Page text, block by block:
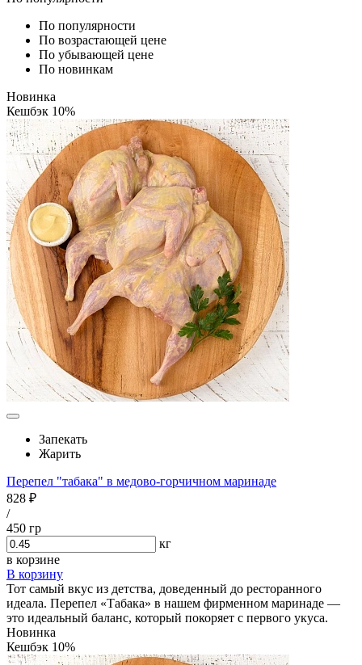
По популярности
По возрастающей цене
По убывающей цене
По новинкам
Новинка
Кешбэк 10%
Запекать
Жарить
Перепел "табака" в медово-горчичном маринаде
828 ₽
/
450 гр
кг
в корзине
В корзину
Тот самый вкус из детства, доведенный до ресторанного
идеала. Перепел «Табака» в нашем фирменном маринаде —
это идеальный баланс, который покоряет с первого укуса.
Новинка
Кешбэк 10%